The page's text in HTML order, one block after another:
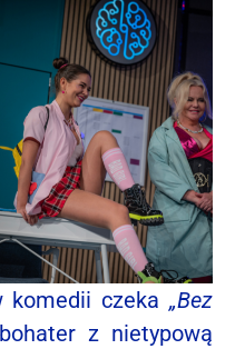
komedii czeka „Bez
z nietypową